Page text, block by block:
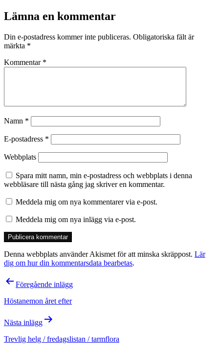
Lämna en kommentar
Din e-postadress kommer inte publiceras. Obligatoriska fält är
märkta *
Kommentar *
Namn *
E-postadress *
Webbplats
Spara mitt namn, min e-postadress och webbplats i denna
webbläsare till nästa gång jag skriver en kommentar.
Meddela mig om nya kommentarer via e-post.
Meddela mig om nya inlägg via e-post.
Denna webbplats använder Akismet för att minska skräppost. Lär
dig om hur din kommentarsdata bearbetas.
Inläggsnavigering
Föregående inlägg
Höstanemon året efter
Nästa inlägg
Trevlig helg / fredagslistan / tarmflora